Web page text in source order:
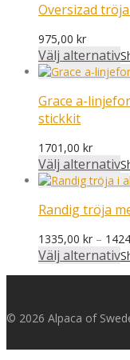
Oversizad
975,00 kr
Välj alternativ
Grace a-
stickkit
1701,00 kr
Välj alternativ
Randig tröja
1335,00 kr –
Välj alternativ
© 2026 Alpaca of